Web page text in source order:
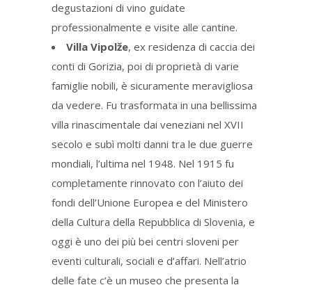
degustazioni di vino guidate
professionalmente e visite alle cantine.
Villa Vipolže, ex residenza di caccia dei
conti di Gorizia, poi di proprietà di varie
famiglie nobili, è sicuramente meravigliosa
da vedere. Fu trasformata in una bellissima
villa rinascimentale dai veneziani nel XVII
secolo e subì molti danni tra le due guerre
mondiali, l’ultima nel 1948. Nel 1915 fu
completamente rinnovato con l’aiuto dei
fondi dell’Unione Europea e del Ministero
della Cultura della Repubblica di Slovenia, e
oggi è uno dei più bei centri sloveni per
eventi culturali, sociali e d’affari. Nell’atrio
delle fate c’è un museo che presenta la